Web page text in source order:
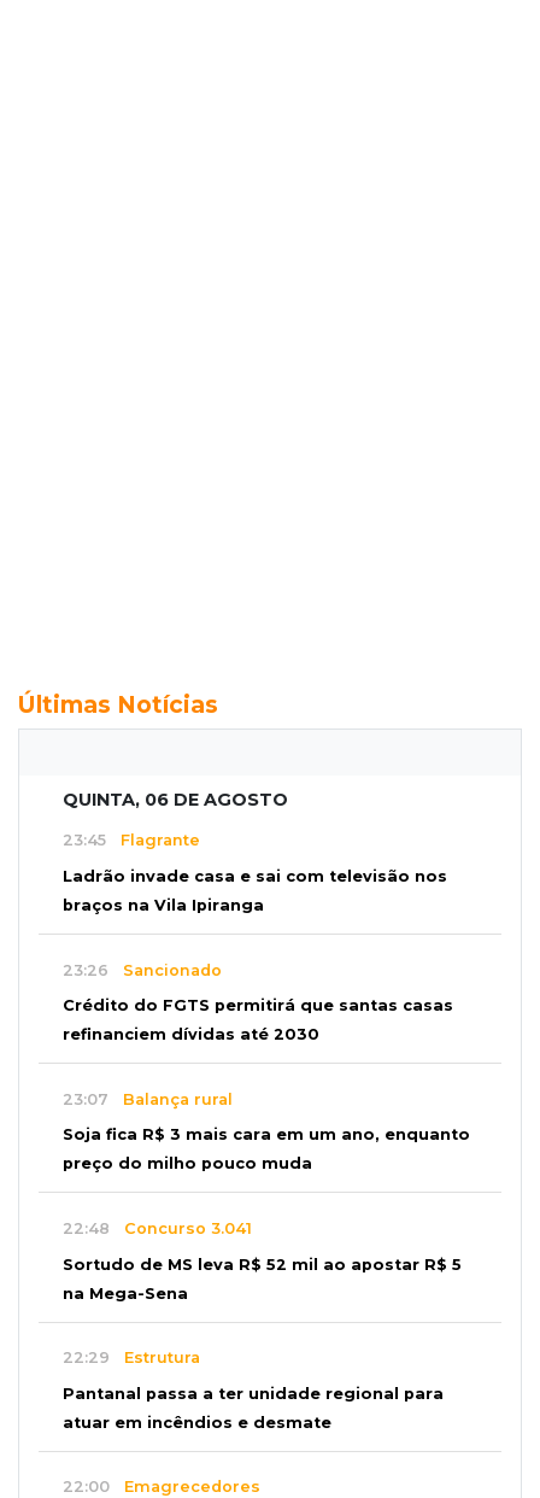
Últimas Notícias
QUINTA, 06 DE AGOSTO
23:45 Flagrante
Ladrão invade casa e sai com televisão nos
braços na Vila Ipiranga
23:26 Sancionado
Crédito do FGTS permitirá que santas casas
refinanciem dívidas até 2030
23:07 Balança rural
Soja fica R$ 3 mais cara em um ano, enquanto
preço do milho pouco muda
22:48 Concurso 3.041
Sortudo de MS leva R$ 52 mil ao apostar R$ 5
na Mega-Sena
22:29 Estrutura
Pantanal passa a ter unidade regional para
atuar em incêndios e desmate
22:00 Emagrecedores